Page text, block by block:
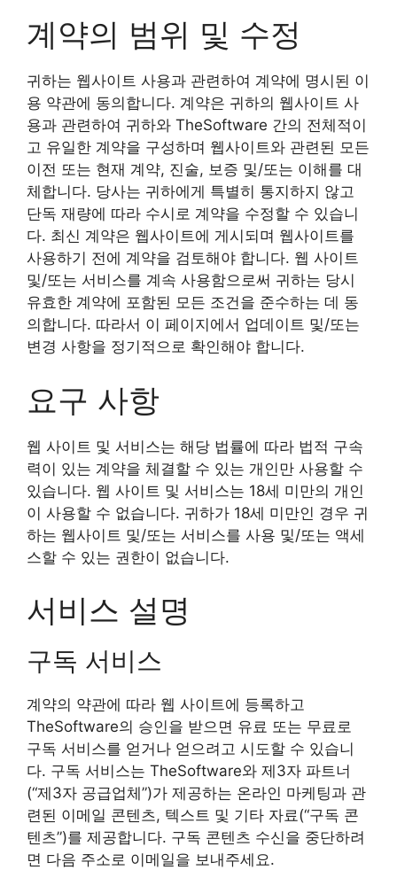
계약의 범위 및 수정
귀하는 웹사이트 사용과 관련하여 계약에 명시된 이
용 약관에 동의합니다. 계약은 귀하의 웹사이트 사
용과 관련하여 귀하와 TheSoftware 간의 전체적이
고 유일한 계약을 구성하며 웹사이트와 관련된 모든
이전 또는 현재 계약, 진술, 보증 및/또는 이해를 대
체합니다. 당사는 귀하에게 특별히 통지하지 않고
단독 재량에 따라 수시로 계약을 수정할 수 있습니
다. 최신 계약은 웹사이트에 게시되며 웹사이트를
사용하기 전에 계약을 검토해야 합니다. 웹 사이트
및/또는 서비스를 계속 사용함으로써 귀하는 당시
유효한 계약에 포함된 모든 조건을 준수하는 데 동
의합니다. 따라서 이 페이지에서 업데이트 및/또는
변경 사항을 정기적으로 확인해야 합니다.
요구 사항
웹 사이트 및 서비스는 해당 법률에 따라 법적 구속
력이 있는 계약을 체결할 수 있는 개인만 사용할 수
있습니다. 웹 사이트 및 서비스는 18세 미만의 개인
이 사용할 수 없습니다. 귀하가 18세 미만인 경우 귀
하는 웹사이트 및/또는 서비스를 사용 및/또는 액세
스할 수 있는 권한이 없습니다.
서비스 설명
구독 서비스
계약의 약관에 따라 웹 사이트에 등록하고
TheSoftware의 승인을 받으면 유료 또는 무료로
구독 서비스를 얻거나 얻으려고 시도할 수 있습니
다. 구독 서비스는 TheSoftware와 제3자 파트너
(“제3자 공급업체”)가 제공하는 온라인 마케팅과 관
련된 이메일 콘텐츠, 텍스트 및 기타 자료(“구독 콘
텐츠”)를 제공합니다. 구독 콘텐츠 수신을 중단하려
면 다음 주소로 이메일을 보내주세요.